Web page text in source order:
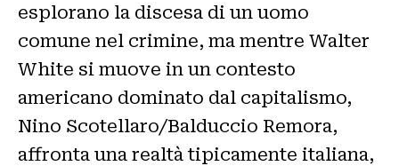
esplorano la discesa di un uomo
comune nel crimine, ma mentre Walter
White si muove in un contesto
americano dominato dal capitalismo,
Nino Scotellaro/Balduccio Remora,
affronta una realtà tipicamente italiana,